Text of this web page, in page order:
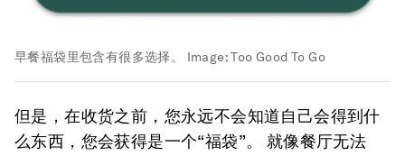
早餐福袋里包含有很多选择。 Image:Too Good To Go
但是，在收货之前，您永远不会知道自己会得到什
么东西，您会获得是一个“福袋”。 就像餐厅无法